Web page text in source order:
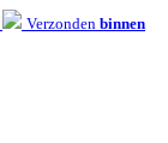
Verzonden binnen